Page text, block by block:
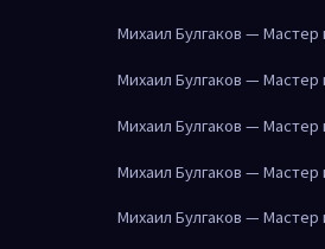
Михаил Булгаков — Мастер
Михаил Булгаков — Мастер
Михаил Булгаков — Мастер
Михаил Булгаков — Мастер
Михаил Булгаков — Мастер